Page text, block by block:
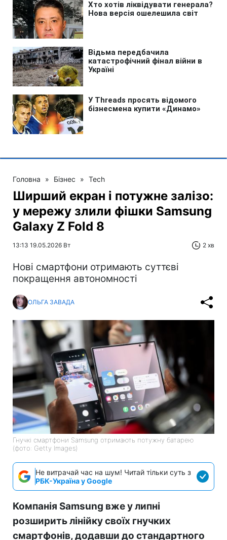
Головна » Бізнес » Tech
Ширший екран і потужне залізо:
у мережу злили фішки Samsung
Galaxy Z Fold 8
13:13 19.05.2026 Вт 2 хв
Нові смартфони отримають суттєві
покращення автономності
ОЛЬГА ЗАВАДА
Гнучкі смартфони Samsung отримають потужну батарею
(фото: Getty Images)
Не витрачай час на шум! Читай тільки суть з
РБК-Україна у Google
Компанія Samsung вже у липні
розширить лінійку своїх гнучких
смартфонів, додавши до стандартного